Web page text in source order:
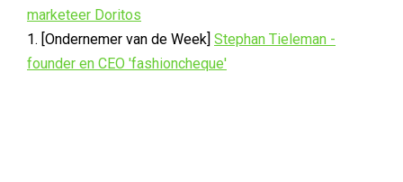
marketeer Doritos
1. [Ondernemer van de Week] Stephan Tieleman -
founder en CEO 'fashioncheque'